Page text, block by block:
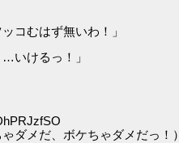
コむはず無いわ！」
いけるっ！」
ダメだ、ボケちゃダメだっ！）